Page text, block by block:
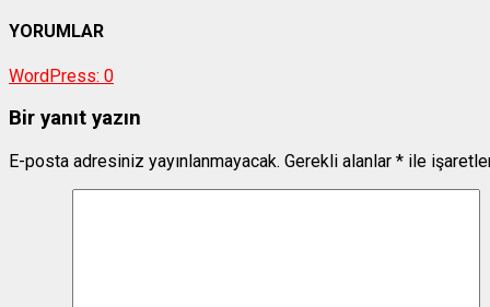
YORUMLAR
WordPress: 0
Bir yanıt yazın
E-posta adresiniz yayınlanmayacak. Gerekli alanlar * ile